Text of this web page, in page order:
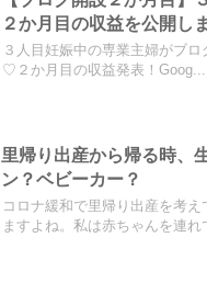
２か月目の収益を公開し
３人目妊娠中の専業主婦がブ
♡２か月目の収益発表！Goog...
里帰り出産から帰る時、
ン？ベビーカー？
コロナ緩和で里帰り出産を考
ますよね。私は赤ちゃんを連れ